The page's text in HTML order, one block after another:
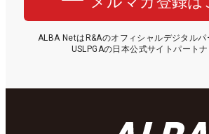
ALBA NetはR&Aのオフィシャルデジタル
USLPGAの日本公式サイトパートナ